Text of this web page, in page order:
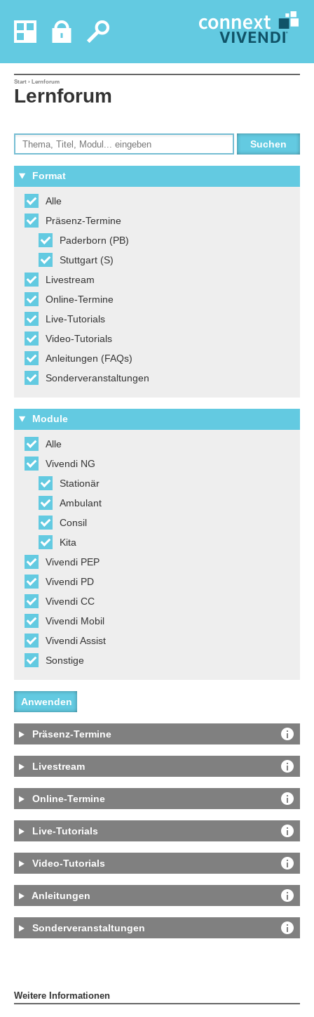
Start › Lernforum
Lernforum
Format
Alle
Präsenz-Termine
Paderborn (PB)
Stuttgart (S)
Livestream
Online-Termine
Live-Tutorials
Video-Tutorials
Anleitungen (FAQs)
Sonderveranstaltungen
Module
Alle
Vivendi NG
Stationär
Ambulant
Consil
Kita
Vivendi PEP
Vivendi PD
Vivendi CC
Vivendi Mobil
Vivendi Assist
Sonstige
Präsenz-Termine
Livestream
Online-Termine
Live-Tutorials
Video-Tutorials
Anleitungen
Sonderveranstaltungen
Weitere Informationen